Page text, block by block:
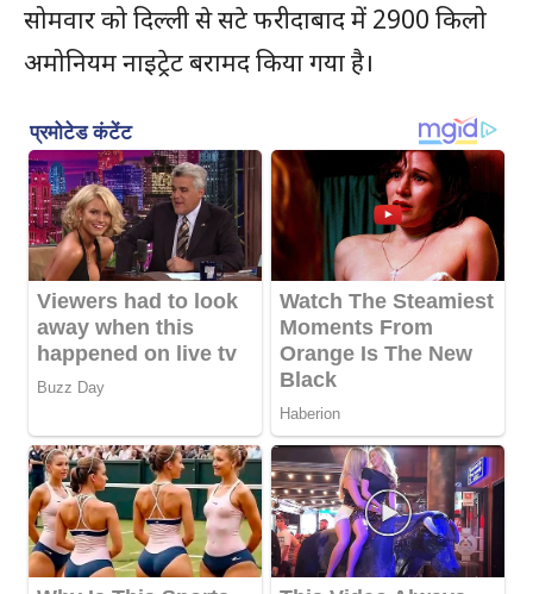
सोमवार को दिल्ली से सटे फरीदाबाद में 2900 किलो
अमोनियम नाइट्रेट बरामद किया गया है।